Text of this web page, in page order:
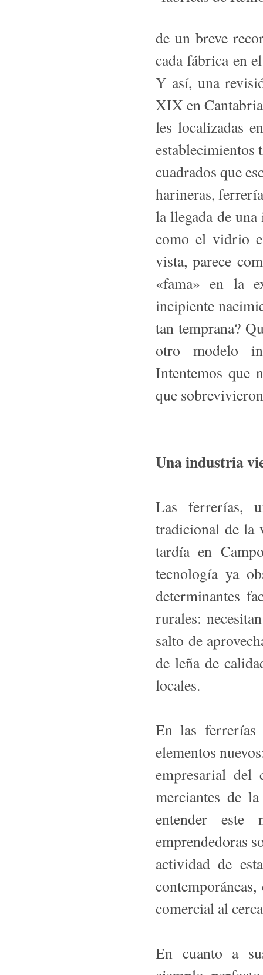
de un breve
cada fábrica en
Y así, una
XIX en
les localizadas
establecimientos
cuadrados que
harineras,
la llegada de
como el vidrio
vista, parece
«fama» en la
incipiente
tan temprana?
otro modelo
Intentemos que
que
Una industria
Las ferrerías,
tradicional de la
tardía en
tecnología ya
determinantes
rurales:
salto de
de leña de
locales.
En las ferrerías
elementos
empresarial del
merciantes de
entender este
emprendedoras
actividad de
comercial al
En cuanto a